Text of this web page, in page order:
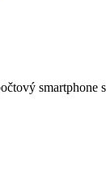
smartphone